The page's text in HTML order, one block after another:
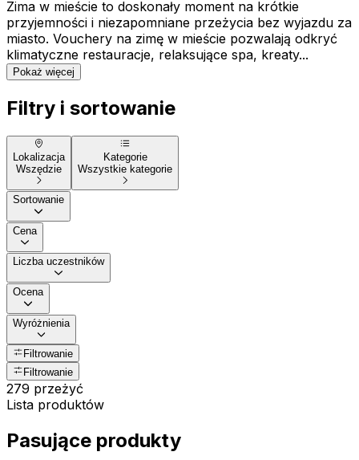
Zima w mieście to doskonały moment na krótkie
przyjemności i niezapomniane przeżycia bez wyjazdu za
miasto. Vouchery na zimę w mieście pozwalają odkryć
klimatyczne restauracje, relaksujące spa, kreaty...
Pokaż więcej
Filtry i sortowanie
Lokalizacja
Wszędzie
Kategorie
Wszystkie kategorie
Sortowanie
Cena
Liczba uczestników
Ocena
Wyróżnienia
Filtrowanie
Filtrowanie
279 przeżyć
Lista produktów
Pasujące produkty